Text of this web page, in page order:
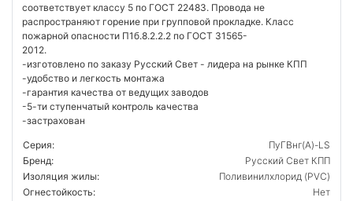
соответствует классу 5 по ГОСТ 22483. Провода не
распространяют горение при групповой прокладке. Класс
пожарной опасности П1б.8.2.2.2 по ГОСТ 31565-
-изготовлено по заказу Русский Свет - лидера на рынке КПП
-удобство и легкость монтажа
-гарантия качества от ведущих заводов
-5-ти ступенчатый контроль качества
-застрахован
Серия:
ПуГВнг(А)-LS
Бренд:
Русский Свет КПП
Изоляция жилы:
Поливинилхлорид (PVC)
Огнестойкость:
Нет